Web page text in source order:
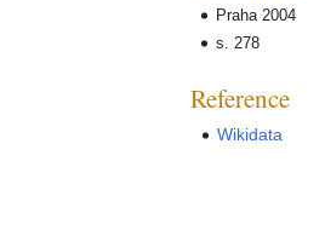
Praha 2004
s. 278
Reference
Wikidata